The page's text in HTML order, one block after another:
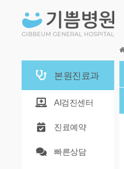
본원진료과
AI검진센터
진료예약
빠른상담